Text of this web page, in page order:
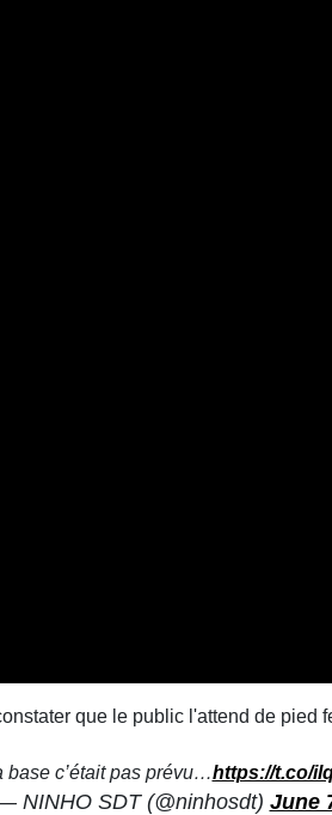
que le public l'attend de pied
base c’était pas prévu…https://t.co/
NINHO SDT (@ninhosdt) June